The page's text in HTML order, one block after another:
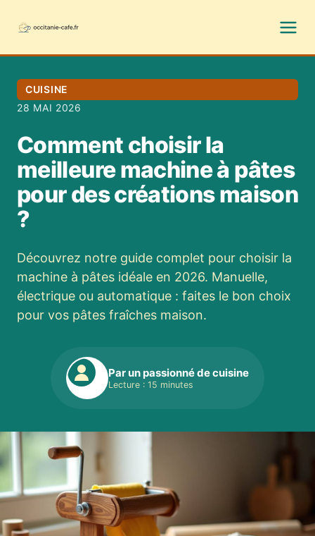
CUISINE
28 MAI 2026
Comment choisir la
meilleure machine à pâtes
pour des créations maison
?
Découvrez notre guide complet pour choisir la
machine à pâtes idéale en 2026. Manuelle,
électrique ou automatique : faites le bon choix
pour vos pâtes fraîches maison.
Par un passionné de cuisine
Lecture : 15 minutes